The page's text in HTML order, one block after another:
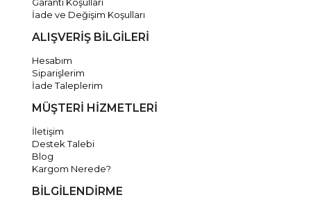
Garanti Koşulları
İade ve Değişim Koşulları
ALIŞVERİŞ BİLGİLERİ
Hesabım
Siparişlerim
İade Taleplerim
MÜŞTERİ HİZMETLERİ
İletişim
Destek Talebi
Blog
Kargom Nerede?
BİLGİLENDİRME